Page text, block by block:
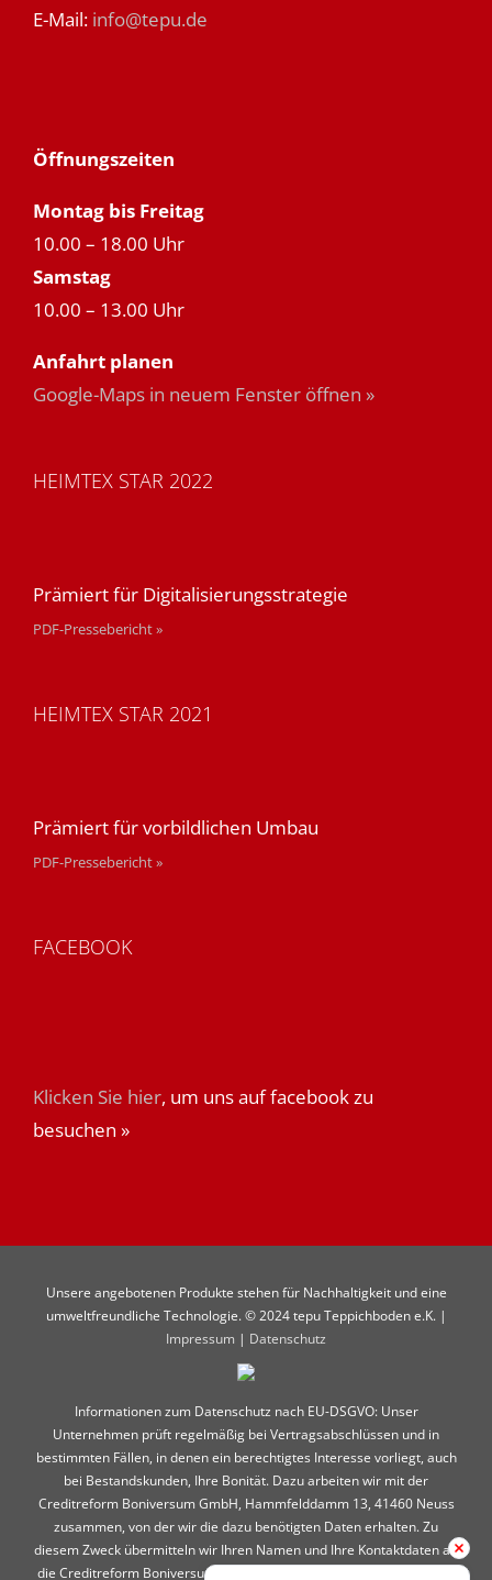
E-Mail: info@tepu.de
Öffnungszeiten
Montag bis Freitag
10.00 – 18.00 Uhr
Samstag
10.00 – 13.00 Uhr
Anfahrt planen
Google-Maps in neuem Fenster öffnen »
HEIMTEX STAR 2022
Prämiert für Digitalisierungsstrategie
PDF-Pressebericht »
HEIMTEX STAR 2021
Prämiert für vorbildlichen Umbau
PDF-Pressebericht »
FACEBOOK
Klicken Sie hier, um uns auf facebook zu
besuchen »
Unsere angebotenen Produkte stehen für Nachhaltigkeit und eine
umweltfreundliche Technologie. © 2024 tepu Teppichboden e.K. |
Impressum | Datenschutz
Informationen zum Datenschutz nach EU-DSGVO: Unser
Unternehmen prüft regelmäßig bei Vertragsabschlüssen und in
bestimmten Fällen, in denen ein berechtigtes Interesse vorliegt, auch
bei Bestandskunden, Ihre Bonität. Dazu arbeiten wir mit der
Creditreform Boniversum GmbH, Hammfelddamm 13, 41460 Neuss
zusammen, von der wir die dazu benötigten Daten erhalten. Zu
diesem Zweck übermitteln wir Ihren Namen und Ihre Kontaktdaten an
die Creditreform Boniversum GmbH. Die Informationen gem. Art. 14